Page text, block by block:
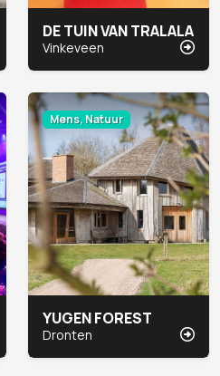
DE TUIN VAN TRALALA
Vinkeveen
Mens, Natuur
YUGEN FOREST
Dronten